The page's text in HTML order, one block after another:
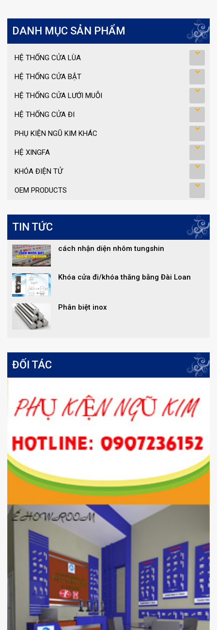
DANH MỤC SẢN PHẨM
HỆ THỐNG CỬA LÙA
HỆ THỐNG CỬA BẬT
HỆ THỐNG CỬA LƯỚI MUỖI
HỆ THỐNG CỬA ĐI
PHỤ KIỆN NGŨ KIM KHÁC
HỆ XINGFA
KHÓA ĐIỆN TỬ
OEM PRODUCTS
TIN TỨC
cách nhận diện nhôm tungshin
Khóa cửa đi/khóa thăng bằng Đài Loan
Phân biệt inox
ĐỐI TÁC